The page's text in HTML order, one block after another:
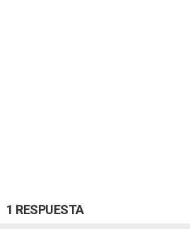
1 RESPUESTA